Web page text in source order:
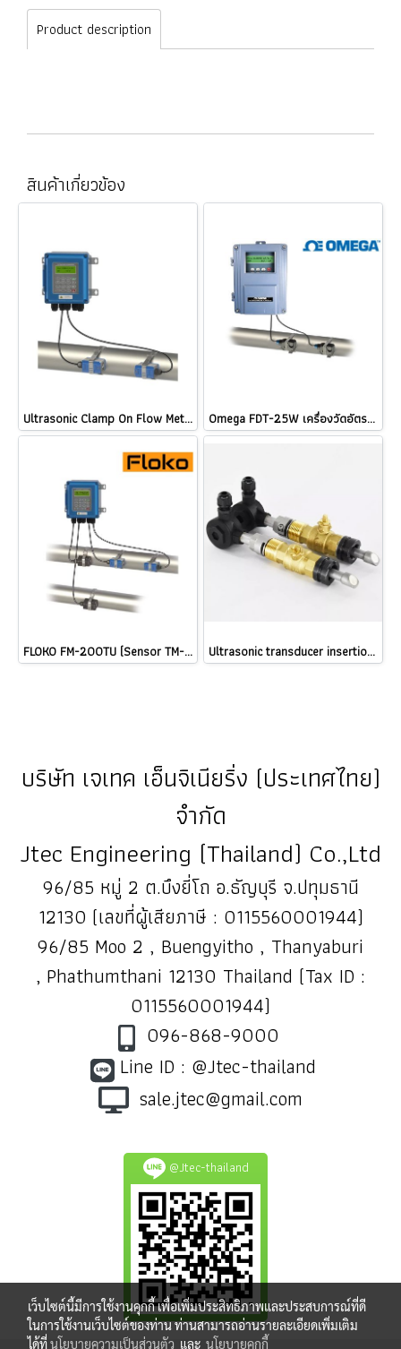
Product description
สินค้าเกี่ยวข้อง
Ultrasonic Clamp On Flow Meter / ketwell KWF-2000B / DTI-200F5 / DTI-200B / imari UFM-703 / jedto flow-0129 Omega FDT-25W เครื่องวัดอัตราการไหลของเหลว แบบอุลตร้าโซนิคชนิดรัดท่อ Wall Mount Ultrasonic Clamp On Flow Meter @ ราคา
FLOKO FM-200TU (Sensor TM-1 + Sensor CT-1) เครื่องวัดการไหลและวัดค่าพลังงานความร้อน | Ultrasonic Flow Meter & BTU Energy Meter @ ราคา Ultrasonic transducer insertion type รุ่น TC-1 @ ราคา
บริษัท เจเทค เอ็นจิเนียริ่ง (ประเทศไทย)
จำกัด
Jtec Engineering (Thailand) Co.,Ltd
96/85 หมู่ 2 ต.บึงยี่โถ อ.ธัญบุรี จ.ปทุมธานี
12130 (เลขที่ผู้เสียภาษี : 0115560001944)
96/85 Moo 2 , Buengyitho , Thanyaburi
, Phathumthani 12130 Thailand (Tax ID :
0115560001944)
096-868-9000
Line ID : @Jtec-thailand
sale.jtec@gmail.com
@Jtec-thailand
เว็บไซต์นี้มีการใช้งานคุกกี้ เพื่อเพิ่มประสิทธิภาพและประสบการณ์ที่ดี
ในการใช้งานเว็บไซต์ของท่าน ท่านสามารถอ่านรายละเอียดเพิ่มเติม
ได้ที่นโยบายความเป็นส่วนตัว และ นโยบายคุกกี้